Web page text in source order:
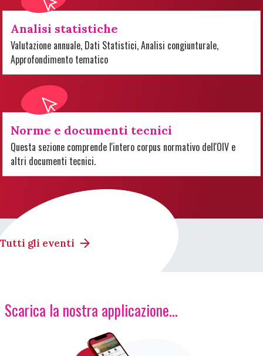
Analisi statistiche
Valutazione annuale, Dati Statistici, Analisi congiunturale,
Approfondimento tematico
Norme e documenti tecnici
Questa sezione comprende l'intero corpus normativo dell'OIV e
altri documenti tecnici.
Tutti gli eventi
Scarica la nostra applicazione...
Immagine